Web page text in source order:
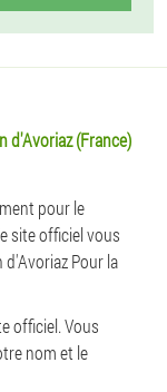
d'Avoriaz (France)
pour le
site officiel vous
Pour la
officiel. Vous
nom et le